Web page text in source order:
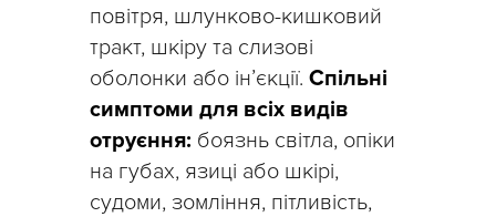
повітря, шлунково-кишковий
тракт, шкіру та слизові
оболонки або ін’єкції. Спільні
симптоми для всіх видів
отруєння: боязнь світла, опіки
на губах, язиці або шкірі,
судоми, зомління, пітливість,